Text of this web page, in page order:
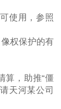
使用，参照
权保护的有
，助推“僵
天河某公司